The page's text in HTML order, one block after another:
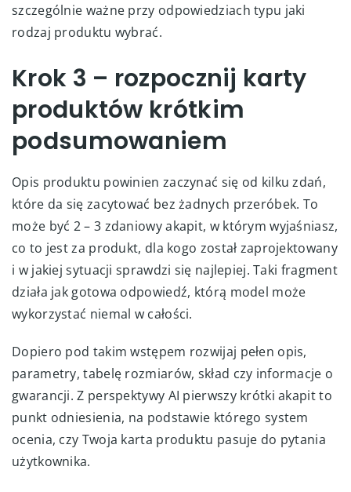
szczególnie ważne przy odpowiedziach typu jaki
rodzaj produktu wybrać.
Krok 3 – rozpocznij karty
produktów krótkim
podsumowaniem
Opis produktu powinien zaczynać się od kilku zdań,
które da się zacytować bez żadnych przeróbek. To
może być 2 – 3 zdaniowy akapit, w którym wyjaśniasz,
co to jest za produkt, dla kogo został zaprojektowany
i w jakiej sytuacji sprawdzi się najlepiej. Taki fragment
działa jak gotowa odpowiedź, którą model może
wykorzystać niemal w całości.
Dopiero pod takim wstępem rozwijaj pełen opis,
parametry, tabelę rozmiarów, skład czy informacje o
gwarancji. Z perspektywy AI pierwszy krótki akapit to
punkt odniesienia, na podstawie którego system
ocenia, czy Twoja karta produktu pasuje do pytania
użytkownika.